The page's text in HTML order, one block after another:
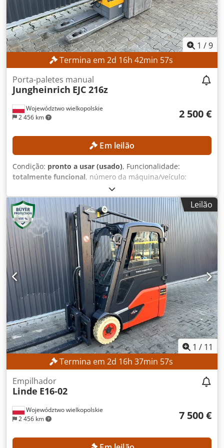
no suporte do garfo Carregador Referência externa:
SL9789SP
1 /9
Termina em 2d 16h 42min 56s
Województwo wielkopolskie
2 456 km
Porta-paletes manual
Jungheinrich EJC 216z
2 500 €
Em leilão
Condição: pronto a usar (usado), Funcionalidade:
totalmente funcional, número da máquina/veículo:
2021
560 h, altura de elevação:2 800 mm, altura de construção:
1 950 mm , Sem preço mínimo – venda garantida ao
melhor lance! DETALHES TÉCNICOS Altura de elevação:
2.800 mm Dksdpfx Akszrlw Aowor Altura total: 1.950 mm
DETALHES DA MÁQUINA Tipo de mastro: Mastro padrão
Tipo de bateria: Bateria de íon-lítio Horas de
funcionamento: 560 h EQUIPAMENTO Elevação inicial
Carregador Referência externa: SL1145SP
Leilão
1 / 11
Termina em 2d 16h 37min 56s
Województwo wielkopolskie
2 456 km
Empilhador
Linde E16-02
7 500 €